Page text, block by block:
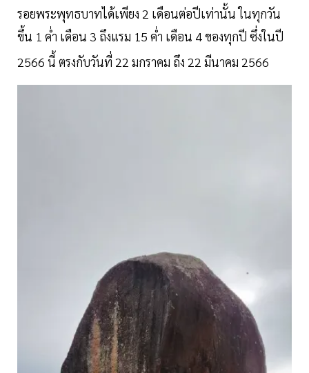
รอยพระพุทธบาทได้เพียง 2 เดือนต่อปีเท่านั้น ในทุกวัน
ขึ้น 1 ค่ำ เดือน 3 ถึงแรม 15 ค่ำ เดือน 4 ของทุกปี ซึ่งในปี
2566 นี้ ตรงกับวันที่ 22 มกราคม ถึง 22 มีนาคม 2566